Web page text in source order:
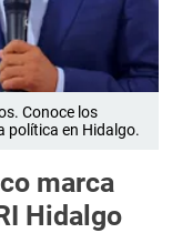
Conoce los
política en Hidalgo.
marca
Hidalgo